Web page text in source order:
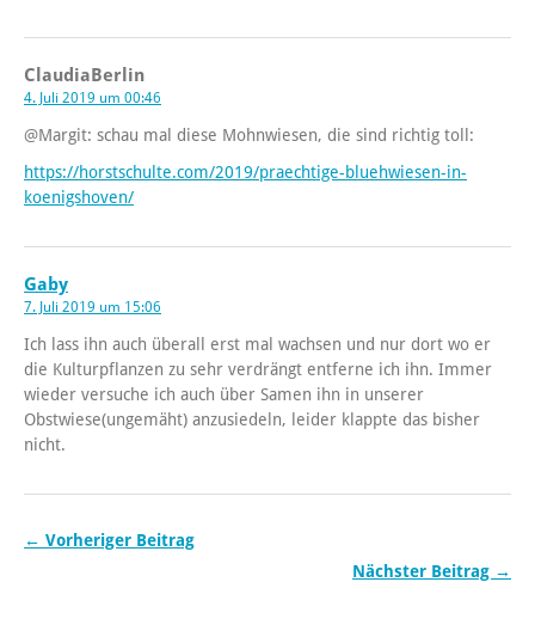
ClaudiaBerlin
4. Juli 2019 um 00:46
@Margit: schau mal diese Mohnwiesen, die sind richtig toll:
https://horstschulte.com/2019/praechtige-bluehwiesen-in-
koenigshoven/
Gaby
7. Juli 2019 um 15:06
Ich lass ihn auch überall erst mal wachsen und nur dort wo er
die Kulturpflanzen zu sehr verdrängt entferne ich ihn. Immer
wieder versuche ich auch über Samen ihn in unserer
Obstwiese(ungemäht) anzusiedeln, leider klappte das bisher
nicht.
← Vorheriger Beitrag
Nächster Beitrag →